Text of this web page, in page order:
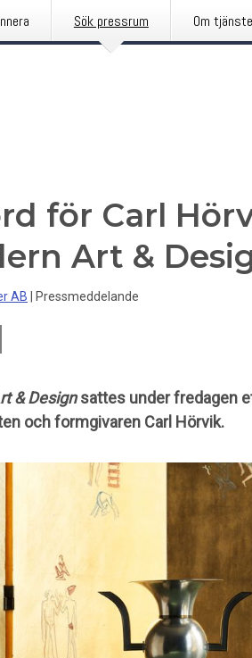
Sök pressrum Om
för Carl
Art &
AB Pressmeddelande
& Designsattes under fredagen
och formgivaren Carl Hörvik.